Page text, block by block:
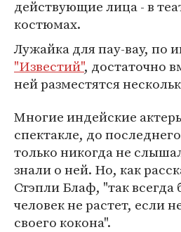
действующие лица - в
костюмах.
Лужайка для пау-вау, по
"Известий", достаточно
ней разместятся
Многие индейские
спектакле, до
только никогда не
знали о ней. Но, как
Стэпли Блаф, "так всегда
человек не растет, если
своего кокона".